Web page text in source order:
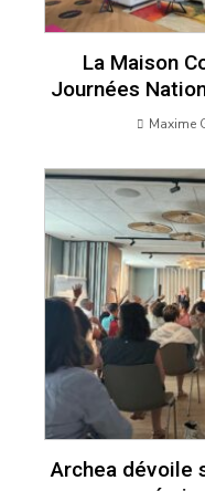
La Maison
Journées
Maxime
Archea dévoile